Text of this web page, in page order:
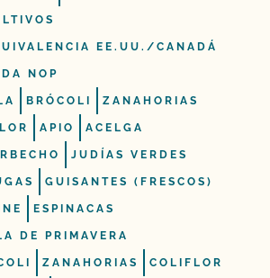
EE.UU./CANADÁ
NOP
BRÓCOLI ZANAHORIAS
APIO ACELGA
JUDÍAS VERDES
GUISANTES (FRESCOS)
ESPINACAS
DE PRIMAVERA
ZANAHORIAS COLIFLOR